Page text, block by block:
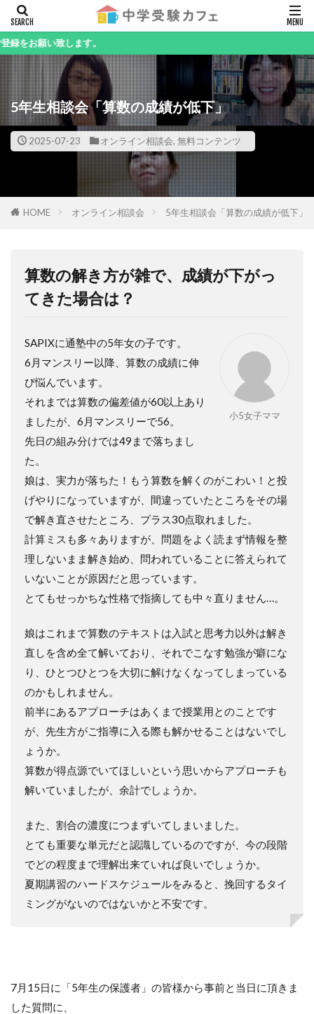
します。
5年生相談会「算数の成績が低下」
2025-07-23 オンライン相談会, 無料コンテンツ
HOME オンライン相談会 5年生相談会「算数の成績が低下」
算数の解き方が雑で、成績が下がっ
てきた場合は？
小5女子ママ
SAPIXに通塾中の5年女の子です。
6月マンスリー以降、算数の成績に伸
び悩んでいます。
それまでは算数の偏差値が60以上あり
ましたが、6月マンスリーで56。
先日の組み分けでは49まで落ちまし
た。
娘は、実力が落ちた！もう算数を解くのがこわい！と投
げやりになっていますが、間違っていたところをその場
で解き直させたところ、プラス30点取れました。
計算ミスも多々ありますが、問題をよく読まず情報を整
理しないまま解き始め、問われていることに答えられて
いないことが原因だと思っています。
とてもせっかちな性格で指摘しても中々直りません…。
娘はこれまで算数のテキストは入試と思考力以外は解き
直しを含め全て解いており、それでこなす勉強が癖にな
り、ひとつひとつを大切に解けなくなってしまっている
のかもしれません。
前半にあるアプローチはあくまで授業用とのことです
が、先生方がご指導に入る際も解かせることはないでし
ょうか。
算数が得点源でいてほしいという思いからアプローチも
解いていましたが、余計でしょうか。
また、割合の濃度につまずいてしまいました。
とても重要な単元だと認識しているのですが、今の段階
でどの程度まで理解出来ていれば良いでしょうか。
夏期講習のハードスケジュールをみると、挽回するタイ
ミングがないのではないかと不安です。
7月15日に「5年生の保護者」の皆様から事前と当日に頂きま
した質問に、
キーワード
カテゴリー
検索